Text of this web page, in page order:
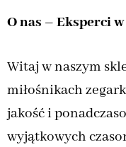
O nas – Eksperci
Witaj w naszym
miłośnikach
jakość i
wyjątkowych